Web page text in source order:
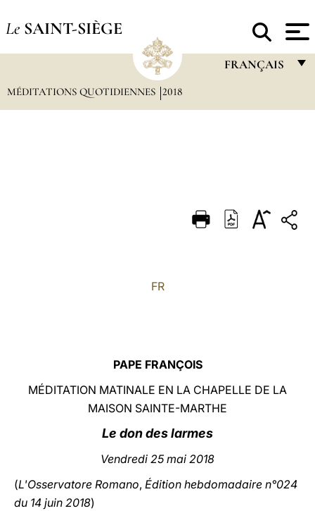
Le SAINT-SIÈGE
FRANÇAIS
DEUTSCH
MÉDITATIONS QUOTIDIENNES 2018
FR
PAPE FRANÇOIS
MÉDITATION MATINALE EN LA CHAPELLE DE LA
MAISON SAINTE-MARTHE
Le don des larmes
Vendredi 25 mai 2018
(L'Osservatore Romano, Édition hebdomadaire n°024
du 14 juin 2018)